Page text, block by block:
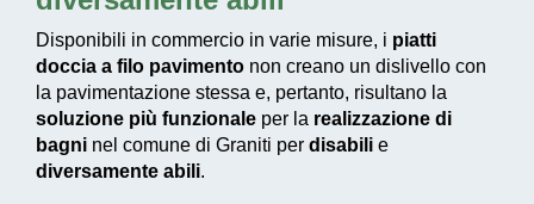
Disponibili in commercio in varie misure, i piatti
doccia a filo pavimento non creano un dislivello con
la pavimentazione stessa e, pertanto, risultano la
soluzione più funzionale per la realizzazione di
bagni nel comune di Graniti per disabili e
diversamente abili.